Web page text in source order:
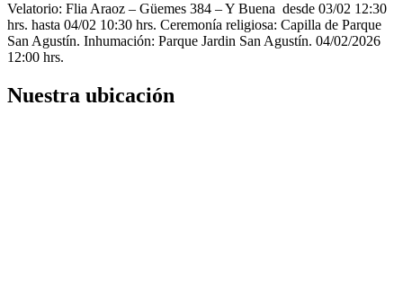
Velatorio: Flia Araoz – Güemes 384 – Y Buena desde 03/02 12:30
hrs. hasta 04/02 10:30 hrs. Ceremonía religiosa: Capilla de Parque
San Agustín. Inhumación: Parque Jardin San Agustín. 04/02/2026
12:00 hrs.
Nuestra ubicación